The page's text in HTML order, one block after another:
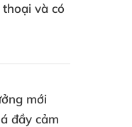
và có
mới
đầy cảm